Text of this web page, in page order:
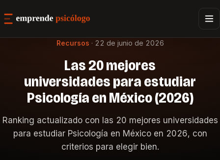
Recursos · 22 de junio de 2026
Las 20 mejores
universidades para estudiar
Psicología en México (2026)
Ranking actualizado con las 20 mejores universidades
para estudiar Psicología en México en 2026, con
criterios para elegir bien.